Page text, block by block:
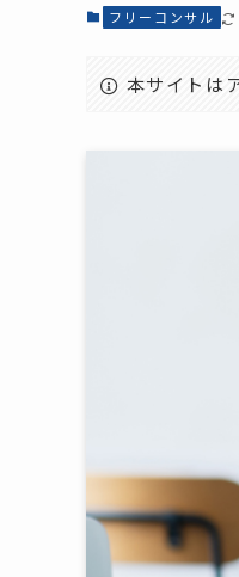
フリーコンサル
本サイトは